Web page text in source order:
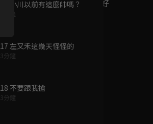
16 小川以前有這麼帥嗎？
3分鐘
17 左又禾這幾天怪怪的
3分鐘
18 不要跟我搶
3分鐘
升級VIP最優惠！獨家好